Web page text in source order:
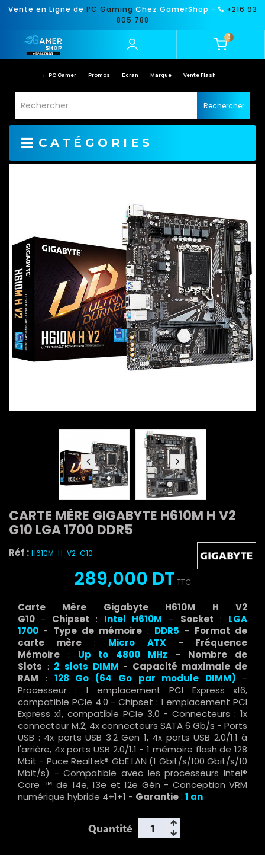
Vente en Ligne de PC Gaming Chez GamerShop -
+216 93
805 788
0
PC Gamer Promos Ecran Marque Vente Flash
Rechercher
CATÉGORIES
CARTE MÈRE GIGABYTE H610M H V2
G10 LGA 1700 DDR5
Réf : H610M-H-V2-G10
289,000 DT TTC
Carte Mère Gigabyte H610M H V2
G10 - Chipset : Intel H610M - Socket : LGA
1700 - Type de mémoire : DDR5 - Format de
carte mère : Micro ATX - Fréquence
Mémoire : Up to 4800 MHz - Nombre de
Slots : 2 slots DIMM - Capacité maximale de
RAM : 128 Go (64 Go par module DIMM)
-
Processeur : 1 emplacement PCI Express x16,
compatible PCIe 4.0 - Chipset : 1 emplacement PCI
Express x1, compatible PCIe 3.0 - Connecteurs : 1x
connecteur M.2, 4x connecteurs SATA 6 Gb/s - Ports
USB : 4x ports USB 3.2 Gen 1, 4x ports USB 2.0/1.1 à
l'arrière, 4x ports USB 2.0/1.1 - 1 mémoire flash de 128
Mbit - Puce Realtek® GbE LAN (1 Gbit/s/100 Gbit/s/10
Mbit/s) - Compatible avec les processeurs Intel®
Core ™ de 14e, 13e et 12e Gén - Conception VRM
numérique hybride 4+1+1 - Garantie: 1 an
Quantité